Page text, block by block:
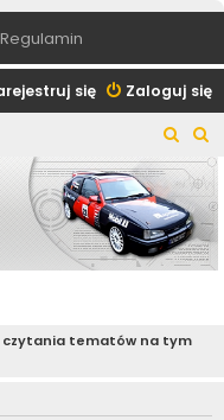
Regulamin
Zaloguj się
się
z
u
k
z
u
k
a
czytania tematów na tym